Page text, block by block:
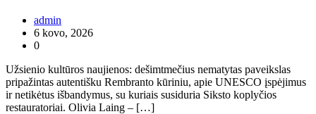
admin
6 kovo, 2026
0
Užsienio kultūros naujienos: dešimtmečius nematytas paveikslas
pripažintas autentišku Rembranto kūriniu, apie UNESCO įspėjimus
ir netikėtus išbandymus, su kuriais susiduria Siksto koplyčios
restauratoriai. Olivia Laing – […]